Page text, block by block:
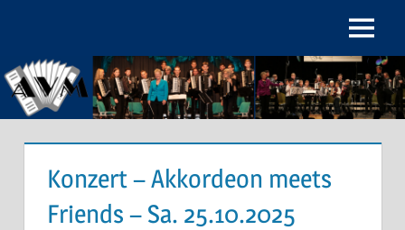
springen
Verein
Maichingen
Menu
Konzert – Akkordeon meets
Friends – Sa. 25.10.2025